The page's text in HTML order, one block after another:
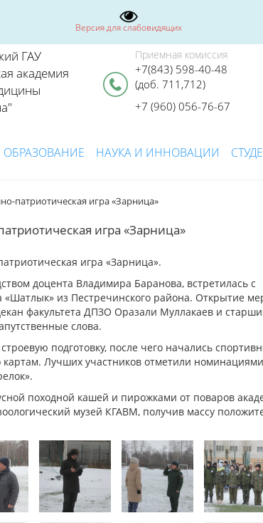
Версия для слабовидящих
ГАУ
академия
Приемная комиссия
+7(843) 598-40-48
(доб. 711,712)
+7 (960) 056-76-67
ОБРАЗОВАНИЕ НАУКА И ИННОВАЦИИ
патриотическая игра «Зарница»
игра «Зарница»
игра «Зарница».
доцента Владимира Баранова, встретилась с
из Пестречинского района. Открытие
факультета ДПЗО Оразали Муллакаев и
слова.
подготовку, после чего начались
Лучших участников отметили
походной кашей и пирожками от поваров
музей КГАВМ, получив массу